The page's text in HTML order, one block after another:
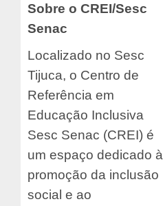
Sobre o CREI/Sesc
Senac
Localizado no Sesc
Tijuca, o Centro de
Referência em
Educação Inclusiva
Sesc Senac (CREI) é
um espaço dedicado à
promoção da inclusão
social e ao